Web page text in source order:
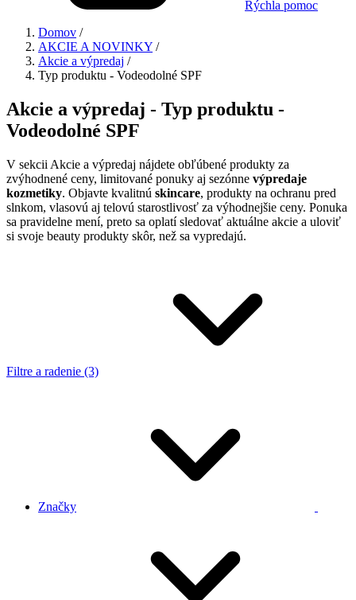
Rýchla pomoc
Domov /
AKCIE A NOVINKY /
Akcie a výpredaj /
Typ produktu - Vodeodolné SPF
Akcie a výpredaj - Typ produktu -
Vodeodolné SPF
V sekcii Akcie a výpredaj nájdete obľúbené produkty za
zvýhodnené ceny, limitované ponuky aj sezónne výpredaje
kozmetiky. Objavte kvalitnú skincare, produkty na ochranu pred
slnkom, vlasovú aj telovú starostlivosť za výhodnejšie ceny. Ponuka
sa pravidelne mení, preto sa oplatí sledovať aktuálne akcie a uloviť
si svoje beauty produkty skôr, než sa vypredajú.
Filtre a radenie (3)
Značky